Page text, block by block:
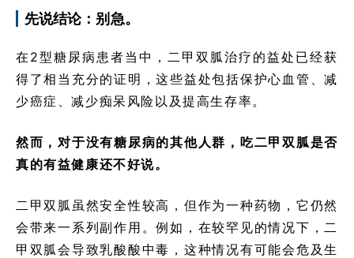
先说结论：别急。
在2型糖尿病患者当中，二甲双胍治疗的益处已经获
得了相当充分的证明，这些益处包括保护心血管、减
少癌症、减少痴呆风险以及提高生存率。
然而，对于没有糖尿病的其他人群，吃二甲双胍是否
真的有益健康还不好说。
二甲双胍虽然安全性较高，但作为一种药物，它仍然
会带来一系列副作用。例如，在较罕见的情况下，二
甲双胍会导致乳酸酸中毒，这种情况有可能会危及生